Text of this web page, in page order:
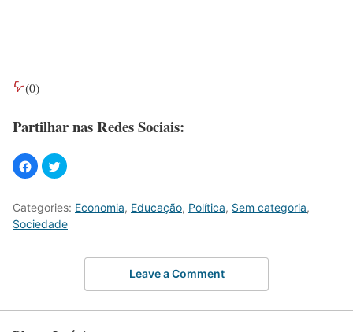
(0)
Partilhar nas Redes Sociais:
Categories: Economia, Educação, Política, Sem categoria,
Sociedade
Leave a Comment